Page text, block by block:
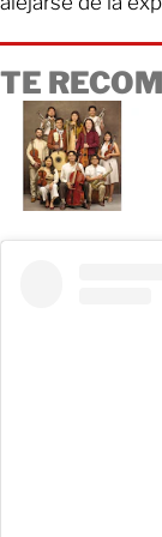
TE